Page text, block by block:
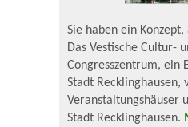
Sie haben ein
Das Vestische Cultur-
Congresszentrum, ein
Stadt
Veranstaltungshäuser
Stadt Recklinghausen.